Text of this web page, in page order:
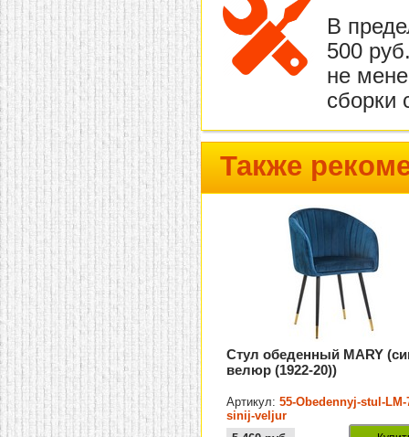
В
500
не
сборки
Также
Стул обеденный MARY
велюр (1922-20))
Артикул:55-Obedennyj-stul-LM-
sinij-veljur